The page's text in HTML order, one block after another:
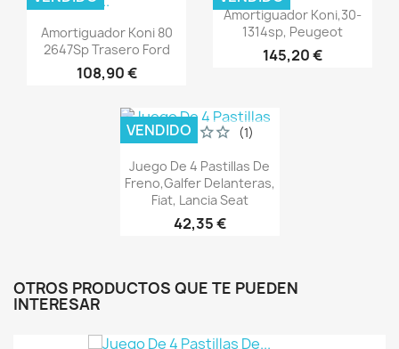
Vista rápida
Amortiguador Koni 80
2647Sp Trasero Ford
108,90 €
Vista rápida
Amortiguador Koni,30-
1314sp, Peugeot
145,20 €
 Vista rápida
Juego De 4 Pastillas De
Freno,Galfer Delanteras,
Fiat, Lancia Seat
42,35 €
(1)
VENDIDO
OTROS PRODUCTOS QUE TE PUEDEN
INTERESAR